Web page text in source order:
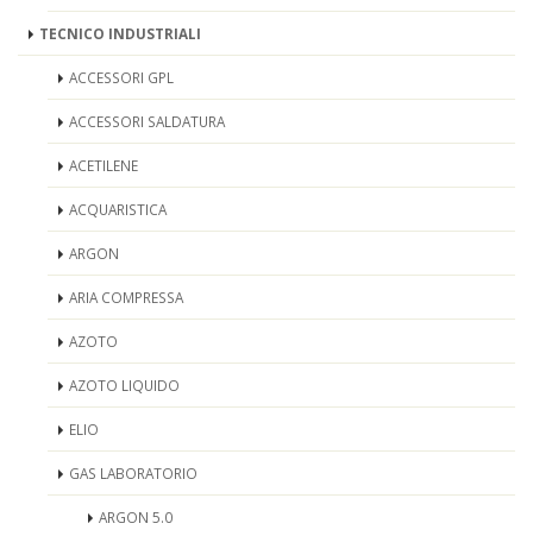
TECNICO INDUSTRIALI
ACCESSORI GPL
ACCESSORI SALDATURA
ACETILENE
ACQUARISTICA
ARGON
ARIA COMPRESSA
AZOTO
AZOTO LIQUIDO
ELIO
GAS LABORATORIO
ARGON 5.0